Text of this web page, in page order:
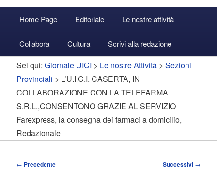
principale
Vai
al
contenuto
principale
Vai
al
contenuto
secondario
Accedi
Home Page Editoriale Le nostre attività
Collabora Cultura Scrivi alla redazione
Sei qui:Giornale UICI > Le nostre Attività >Sezioni
Provinciali > L’U.I.C.I. CASERTA, IN
COLLABORAZIONE CON LA TELEFARMA
S.R.L.,CONSENTONO GRAZIE AL SERVIZIO
Farexpress, la consegna dei farmaci a domicilio,
Redazionale
Navigazione
← Precedente Successivi →